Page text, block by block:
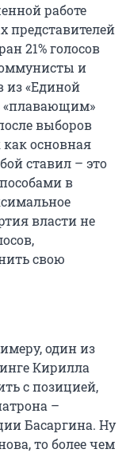
работе
представителей
21% голосов
и
из «Единой
«плавающим»
выборов
как основная
ставил – это
в
власти не
свою
один из
Кирилла
с позицией,
–
Басаргина. Ну
то более чем